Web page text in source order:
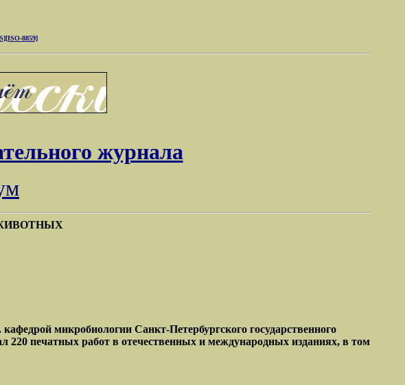
[ISO-8859]
журнала
микробиологии Санкт-Петербургского государственного
220 печатных работ в отечественных и международных изданиях, в том